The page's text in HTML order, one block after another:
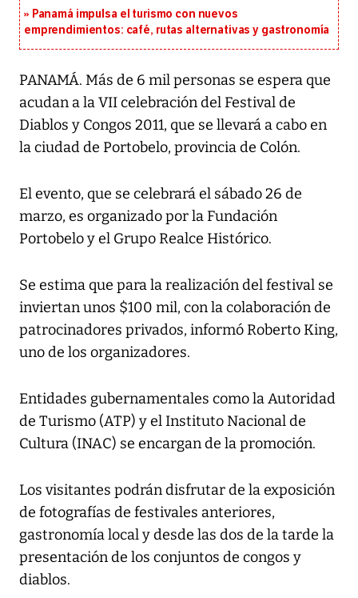
Panamá impulsa el turismo con nuevos
emprendimientos: café, rutas alternativas y gastronomía
PANAMÁ. Más de 6 mil personas se espera que
acudan a la VII celebración del Festival de
Diablos y Congos 2011, que se llevará a cabo en
la ciudad de Portobelo, provincia de Colón.
El evento, que se celebrará el sábado 26 de
marzo, es organizado por la Fundación
Portobelo y el Grupo Realce Histórico.
Se estima que para la realización del festival se
inviertan unos $100 mil, con la colaboración de
patrocinadores privados, informó Roberto King,
uno de los organizadores.
Entidades gubernamentales como la Autoridad
de Turismo (ATP) y el Instituto Nacional de
Cultura (INAC) se encargan de la promoción.
Los visitantes podrán disfrutar de la exposición
de fotografías de festivales anteriores,
gastronomía local y desde las dos de la tarde la
presentación de los conjuntos de congos y
diablos.